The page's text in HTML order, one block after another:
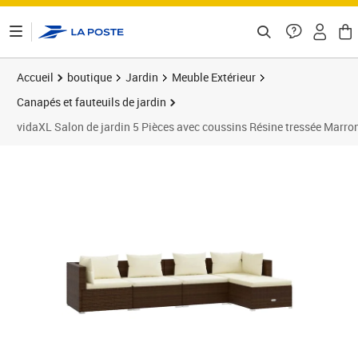
Accueil boutique Jardin
Meuble Extérieur
Canapés et fauteuils de jardin
vidaXL Salon de jardin 5 Pièces avec coussins Résine tressée